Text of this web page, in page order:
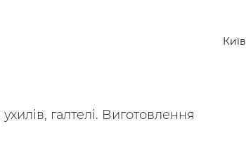
Київ
галтелі. Виготовлення